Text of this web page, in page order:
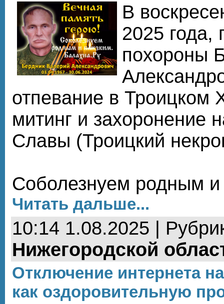
В
2025 года,
похороны
отпевание в Троицком
митинг и захоронение
Славы (Троицкий
Соболезнуем родным и
Читать дальше...
10:14 1.08.2025 |
Нижегородской
Отключение интернета
как оздоровительную